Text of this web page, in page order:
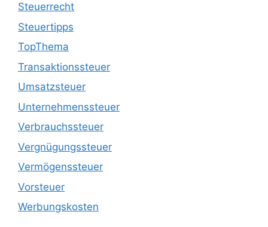
Steuerrecht
Steuertipps
TopThema
Transaktionssteuer
Umsatzsteuer
Unternehmenssteuer
Verbrauchssteuer
Vergnügungssteuer
Vermögenssteuer
Vorsteuer
Werbungskosten